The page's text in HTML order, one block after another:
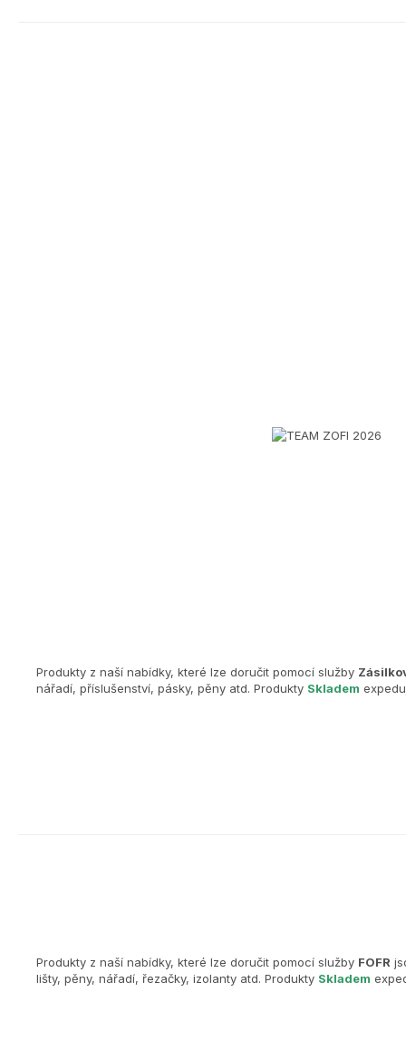
Produkty z naší nabídky, které lze doručit pomocí služby
nářadí, příslušenství, pásky, pěny atd. Produkty Skladem
Produkty z naší nabídky, které lze doručit pomocí služby FOFR
lišty, pěny, nářadí, řezačky, izolanty atd. Produkty Skladem